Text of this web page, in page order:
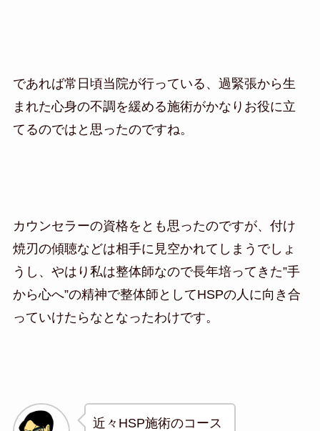
であれば常日頃当院が行っている、過緊張から生
まれた心身の不調を緩める施術がかなりお役に立
てるのではと思ったのですね。
カウンセラーの資格をとも思ったのですが、付け
焼刃の傾聴などは相手に見空かれてしまうでしょ
うし、やはり私は整体師なので長年培ってきた”手
から心へ”の精神で整体師としてHSPの人に向き合
っていけたらなとなったわけです。
近々HSP施術のコース